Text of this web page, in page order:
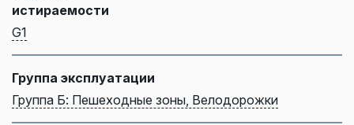
истираемости
G1
Группа эксплуатации
Группа Б: Пешеходные зоны, Велодорожки